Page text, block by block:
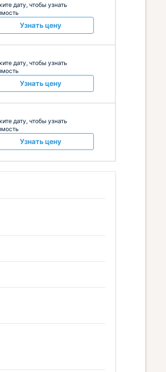
дату, чтобы узнать
Узнать цену
дату, чтобы узнать
Узнать цену
дату, чтобы узнать
Узнать цену